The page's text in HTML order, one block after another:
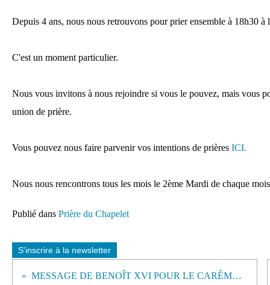
Depuis 4 ans, nous nous retrouvons pour prier ensemble à 18h30
C'est un moment particulier.
Nous vous invitons à nous rejoindre si vous le pouvez, mais vous
union de prière.
Vous pouvez nous faire parvenir vos intentions de prières ICI.
Nous nous rencontrons tous les mois le 2ème Mardi de chaque
Publié dans Prière du Chapelet
S'inscrire à la newsletter
MESSAGE DE BENOÎT XVI POUR LE CARÊME 2008